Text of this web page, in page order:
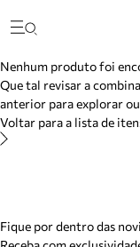
Buscar produtos
categorias
Bota
Papete
Scarpin
Mocassim
Mule
Nenhum produto foi
Que tal revisar a
anterior para explorar
Voltar para a lista de
Fique por dentro das